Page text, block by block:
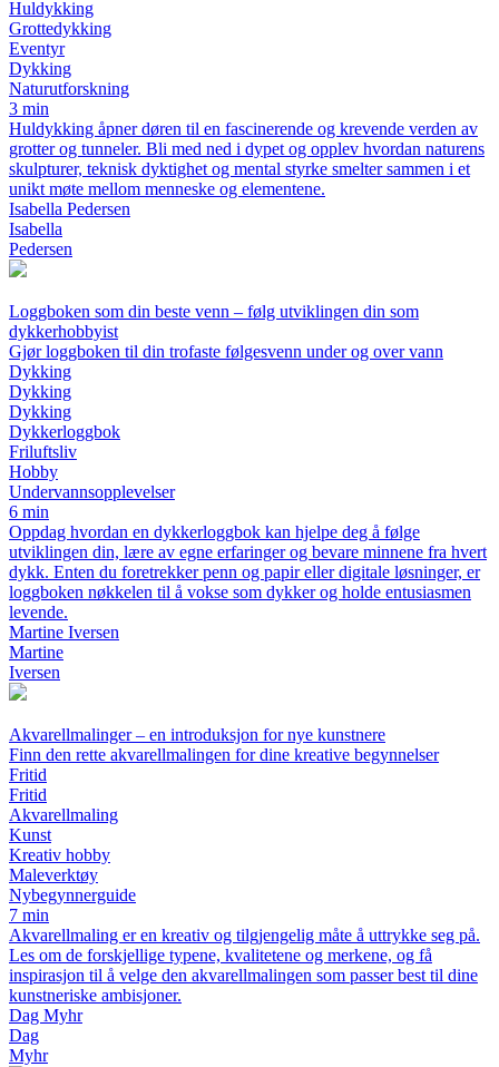
Huldykking
Grottedykking
Eventyr
Dykking
Naturutforskning
3 min
Huldykking åpner døren til en fascinerende og krevende verden av
grotter og tunneler. Bli med ned i dypet og opplev hvordan naturens
skulpturer, teknisk dyktighet og mental styrke smelter sammen i et
unikt møte mellom menneske og elementene.
Isabella Pedersen
Isabella
Pedersen
Loggboken som din beste venn – følg utviklingen din som
dykkerhobbyist
Gjør loggboken til din trofaste følgesvenn under og over vann
Dykking
Dykking
Dykking
Dykkerloggbok
Friluftsliv
Hobby
Undervannsopplevelser
6 min
Oppdag hvordan en dykkerloggbok kan hjelpe deg å følge
utviklingen din, lære av egne erfaringer og bevare minnene fra hvert
dykk. Enten du foretrekker penn og papir eller digitale løsninger, er
loggboken nøkkelen til å vokse som dykker og holde entusiasmen
levende.
Martine Iversen
Martine
Iversen
Akvarellmalinger – en introduksjon for nye kunstnere
Finn den rette akvarellmalingen for dine kreative begynnelser
Fritid
Fritid
Akvarellmaling
Kunst
Kreativ hobby
Maleverktøy
Nybegynnerguide
7 min
Akvarellmaling er en kreativ og tilgjengelig måte å uttrykke seg på.
Les om de forskjellige typene, kvalitetene og merkene, og få
inspirasjon til å velge den akvarellmalingen som passer best til dine
kunstneriske ambisjoner.
Dag Myhr
Dag
Myhr